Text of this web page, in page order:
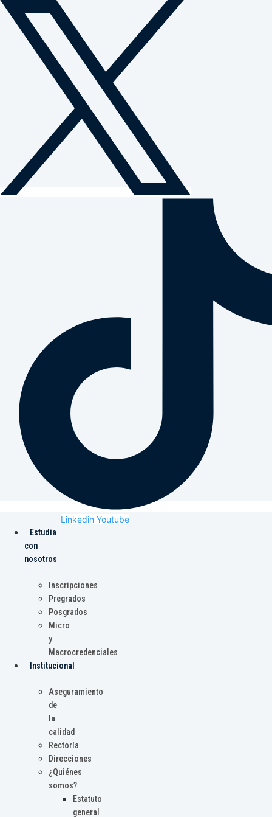
Linkedin Youtube
Estudia
con
nosotros
Inscripciones
Pregrados
Posgrados
Micro
y
Macrocredenciales
Institucional
Aseguramiento
de
la
calidad
Rectoría
Direcciones
¿Quiénes
somos?
Estatuto
general